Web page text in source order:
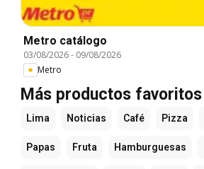
Metro catálogo
03/08/2026- 09/08/2026
Metro
Más productos favoritos
Lima Noticias Café Pizza
Papas Fruta Hamburguesas